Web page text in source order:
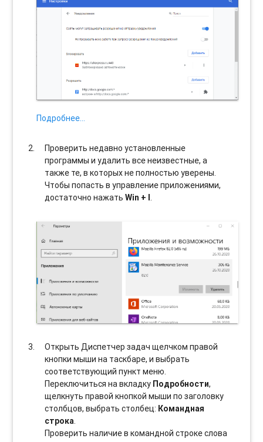
Подробнее…
Проверить недавно установленные
программы и удалить все неизвестные, а
также те, в которых не полностью уверены.
Чтобы попасть в управление приложениями,
достаточно нажатьWin + I.
Открыть Диспетчер задач щелчком правой
кнопки мыши на таскбаре, и выбрать
соотвeтствующий пункт меню.
Переключиться на вкладку Подробности,
щелкнуть правой кнопкой мыши по заголовку
столбцов, выбрать столбец: Командная
строка.
Проверить наличие в командной строке слова